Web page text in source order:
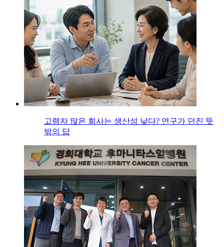
고령자 많은 회사는 생산성 낮다? 연구가 던진 뜻
밖의 답